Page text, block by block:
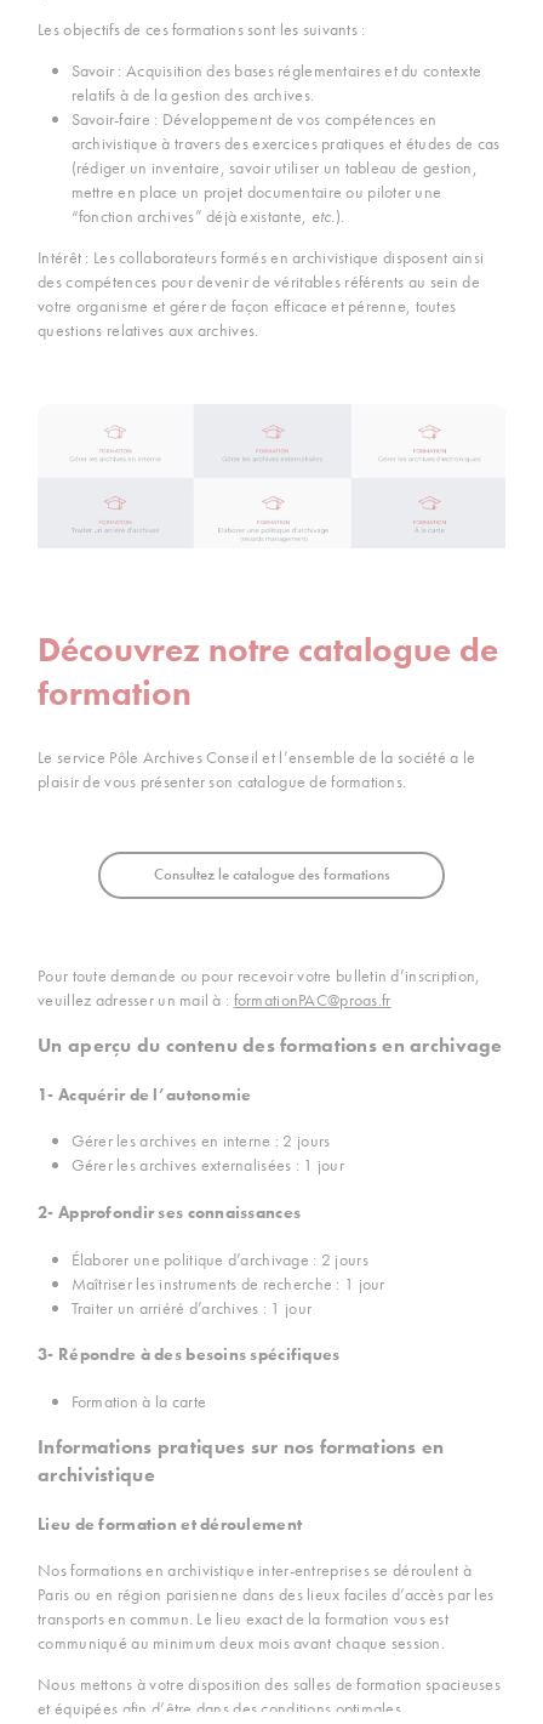
Les objectifs de ces formations sont les suivants :
Savoir : Acquisition des bases réglementaires et du contexte
relatifs à de la gestion des archives.
Savoir-faire : Développement de vos compétences en
archivistique à travers des exercices pratiques et études de cas
(rédiger un inventaire, savoir utiliser un tableau de gestion,
mettre en place un projet documentaire ou piloter une
“fonction archives” déjà existante, etc.).
Intérêt : Les collaborateurs formés en archivistique disposent ainsi
des compétences pour devenir de véritables référents au sein de
votre organisme et gérer de façon efficace et pérenne, toutes
questions relatives aux archives.
Découvrez notre catalogue de
formation
Le service Pôle Archives Conseil et l’ensemble de la société a le
plaisir de vous présenter son catalogue de formations.
Consultez le catalogue des formations
Pour toute demande ou pour recevoir votre bulletin d’inscription,
veuillez adresser un mail à : formationPAC@proas.fr
Un aperçu du contenu des formations en archivage
1- Acquérir de l’autonomie
Gérer les archives en interne : 2 jours
Gérer les archives externalisées : 1 jour
2- Approfondir ses connaissances
Élaborer une politique d’archivage : 2 jours
Maîtriser les instruments de recherche : 1 jour
Traiter un arriéré d’archives : 1 jour
3- Répondre à des besoins spécifiques
Formation à la carte
Informations pratiques sur nos formations en
archivistique
Lieu de formation et déroulement
Nos formations en archivistique inter-entreprises se déroulent à
Paris ou en région parisienne dans des lieux faciles d’accès par les
transports en commun. Le lieu exact de la formation vous est
communiqué au minimum deux mois avant chaque session.
Nous mettons à votre disposition des salles de formation spacieuses
et équipées afin d’être dans des conditions optimales